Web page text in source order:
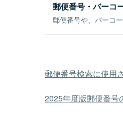
郵便番号・バーコ
郵便番号や、バーコ
郵便番号検索に使用
2025年度版郵便番号